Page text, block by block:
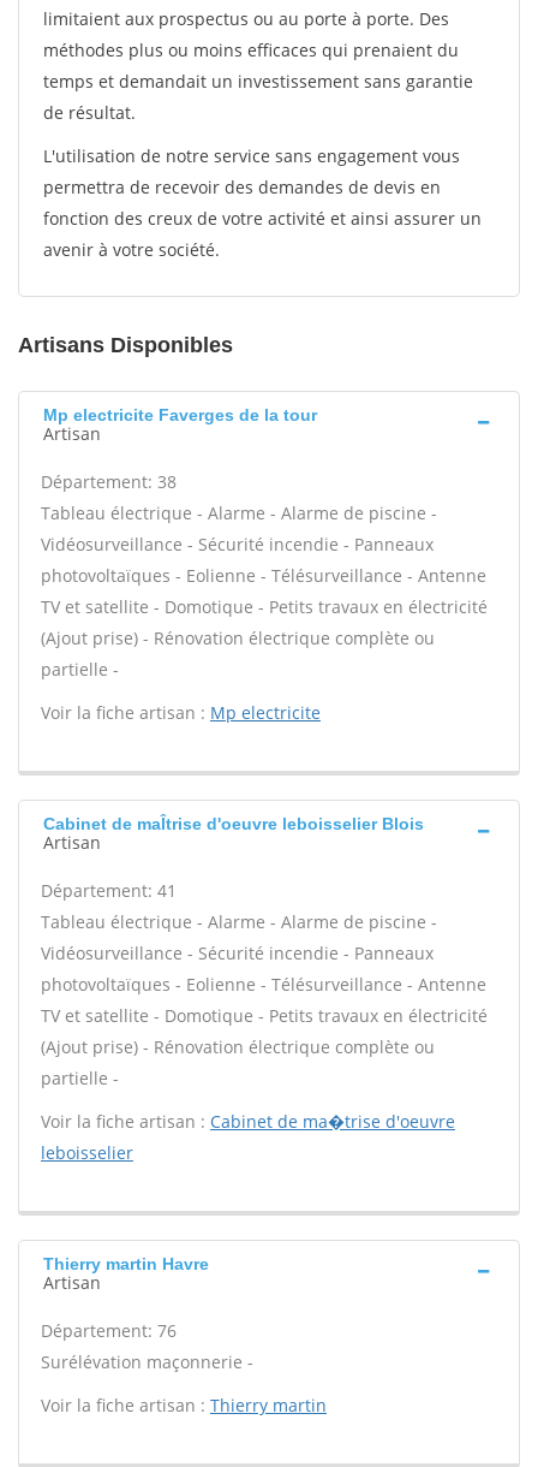
limitaient aux prospectus ou au porte à porte. Des
méthodes plus ou moins efficaces qui prenaient du
temps et demandait un investissement sans garantie
de résultat.
L'utilisation de notre service sans engagement vous
permettra de recevoir des demandes de devis en
fonction des creux de votre activité et ainsi assurer un
avenir à votre société.
Artisans Disponibles
Mp electricite Faverges de la tour
Artisan
Département: 38
Tableau électrique - Alarme - Alarme de piscine -
Vidéosurveillance - Sécurité incendie - Panneaux
photovoltaïques - Eolienne - Télésurveillance - Antenne
TV et satellite - Domotique - Petits travaux en électricité
(Ajout prise) - Rénovation électrique complète ou
partielle -
Voir la fiche artisan : Mp electricite
Cabinet de maÎtrise d'oeuvre leboisselier Blois
Artisan
Département: 41
Tableau électrique - Alarme - Alarme de piscine -
Vidéosurveillance - Sécurité incendie - Panneaux
photovoltaïques - Eolienne - Télésurveillance - Antenne
TV et satellite - Domotique - Petits travaux en électricité
(Ajout prise) - Rénovation électrique complète ou
partielle -
Voir la fiche artisan : Cabinet de ma�trise d'oeuvre
leboisselier
Thierry martin Havre
Artisan
Département: 76
Surélévation maçonnerie -
Voir la fiche artisan : Thierry martin